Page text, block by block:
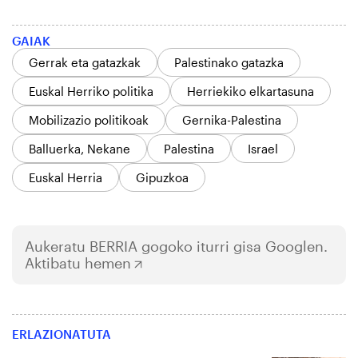
GAIAK
Gerrak eta gatazkak
Palestinako gatazka
Euskal Herriko politika
Herriekiko elkartasuna
Mobilizazio politikoak
Gernika-Palestina
Balluerka, Nekane
Palestina
Israel
Euskal Herria
Gipuzkoa
Aukeratu BERRIA gogoko iturri gisa Googlen.
Aktibatu hemen
ERLAZIONATUTA